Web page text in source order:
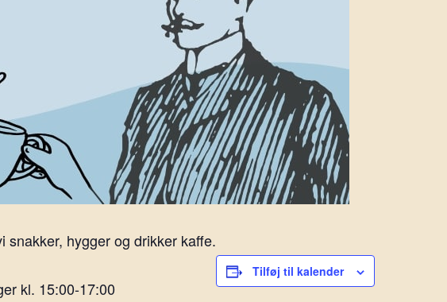
hygger og drikker kaffe.
kl. 15:00-17:00
Tilføj til kalender